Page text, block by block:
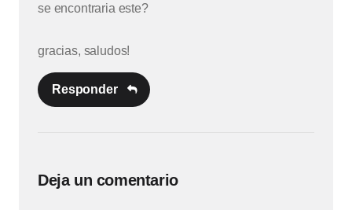
se encontraria este?
gracias, saludos!
Responder
Deja un comentario